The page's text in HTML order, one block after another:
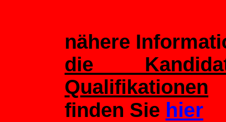
nähere
die
Qualifikationen
finden Sie hier